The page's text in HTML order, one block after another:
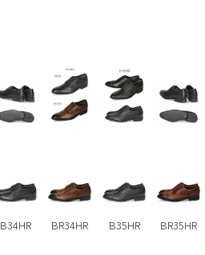
B34HR BR34HR B35HR BR35HR